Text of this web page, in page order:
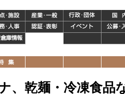
、乾麺・冷凍食品